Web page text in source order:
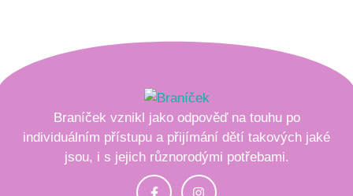
Braníček vznikl jako odpověď na touhu po
individuálním přístupu a přijímání dětí takových jaké
jsou, i s jejich různorodými potřebami.